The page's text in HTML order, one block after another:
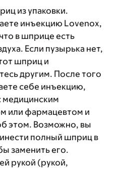
из упаковки.
инъекцию Lovenox,
в шприце есть
Если пузырька нет,
шприц и
другим. После того
себе инъекцию,
медицинским
или фармацевтом и
этом. Возможно, вы
полный шприц в
заменить его.
рукой (рукой,